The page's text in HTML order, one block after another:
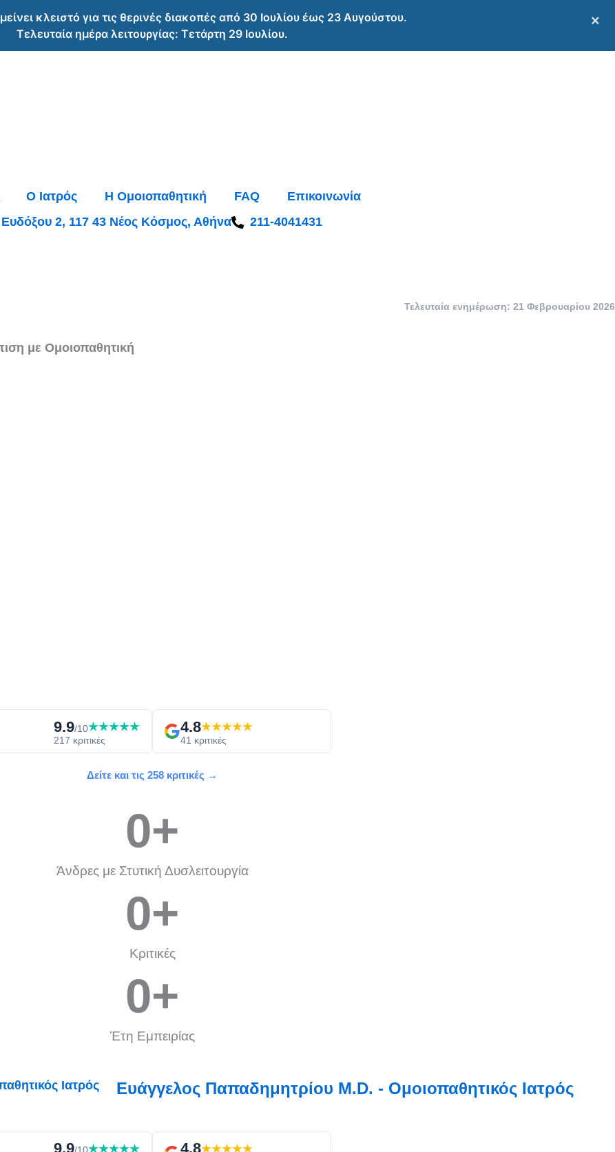
κλειστό για τις θερινές διακοπές από 30 Ιουλίου έως 23 Αυγούστου.
Τελευταία ημέρα λειτουργίας: Τετάρτη 29 Ιουλίου.
×
O Ιατρός Η Ομοιοπαθητική FAQ
Επικοινωνία
Ευδόξου 2, 117 43 Νέος Κόσμος, Αθήνα
211-4041431
Τελευταία ενημέρωση: 21 Φεβρουαρίου 2026
με Ομοιοπαθητική
9.9/10★★★★★
217 κριτικές
4.8★★★★★
41 κριτικές
Δείτε και τις 258 κριτικές →
Άνδρες με Στυτική Δυσλειτουργία
0+
Κριτικές
0+
Έτη Εμπειρίας
0+
Ευάγγελος Παπαδημητρίου M.D. - Ομοιοπαθητικός Ιατρός
9.9 ★★★★★ 4.8★★★★★